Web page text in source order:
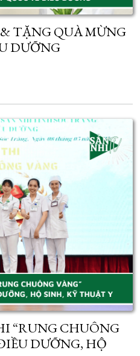
TẶNG QUÀ MỪNG
DƯỠNG
“RUNG CHUÔNG
DƯỠNG, HỘ